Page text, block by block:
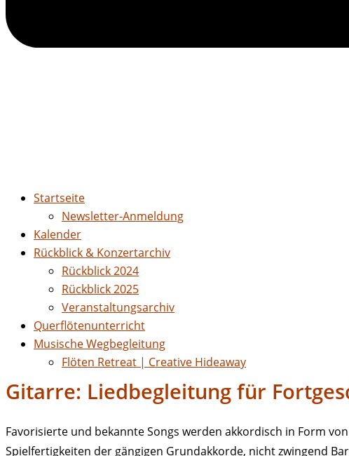
Startseite
Newsletter-Anmeldung
Kalender
Rückblick & Konzertarchiv
Rückblick 2024
Rückblick 2025
Veranstaltungsarchiv
Querflötenunterricht
Musische Wegbegleitung
Flöten Retreat | Creative Hideaway
Gitarre: Liedbegleitung für
Favorisierte und bekannte Songs werden akkordisch in Form
Spielfertigkeiten der gängigen Grundakkorde, nicht zwingend